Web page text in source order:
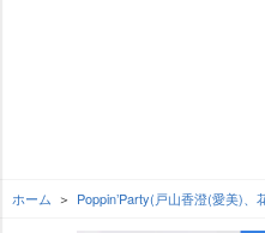
ホーム Poppin’Party(戸山香澄(愛美)